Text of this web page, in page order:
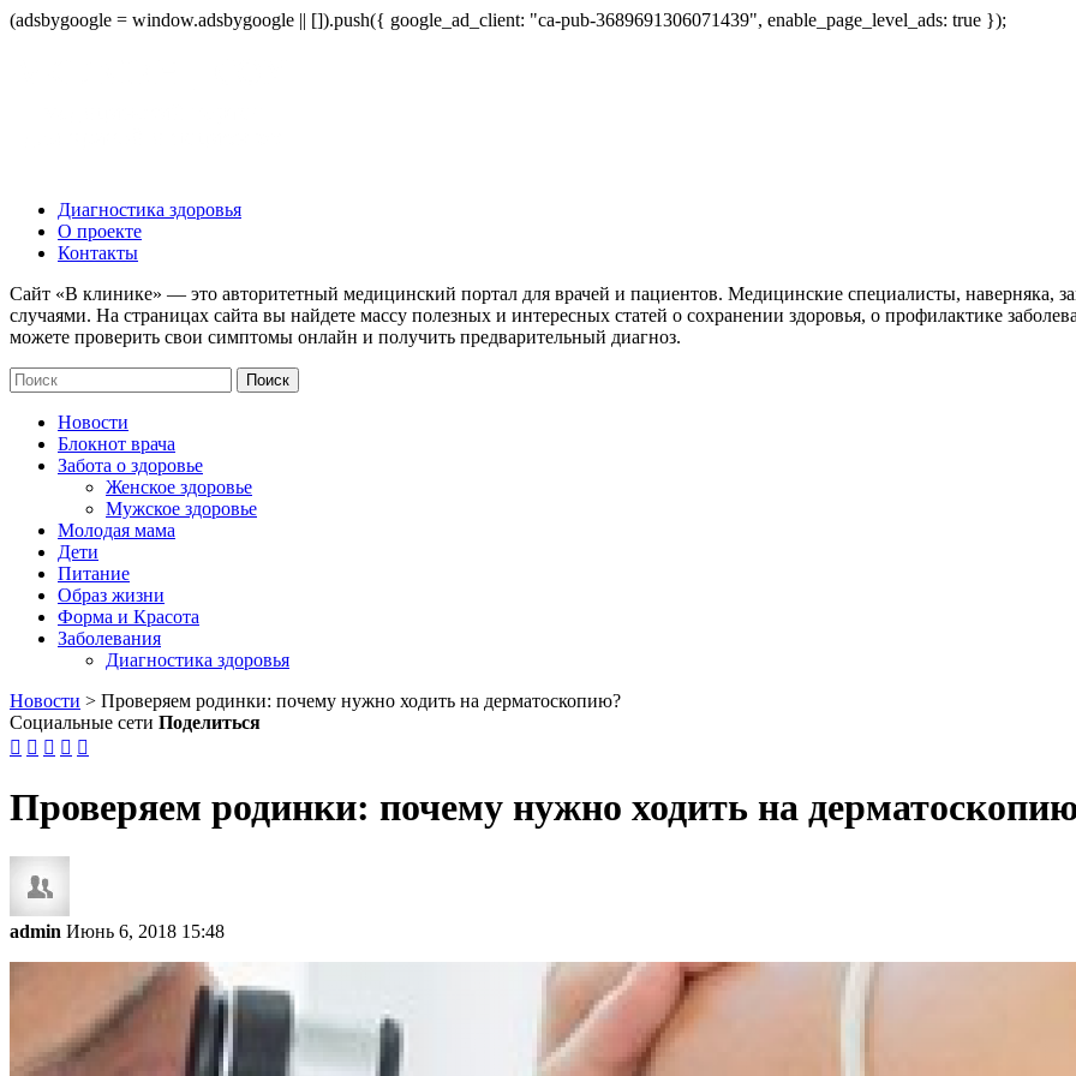
(adsbygoogle = window.adsbygoogle || []).push({ google_ad_client: "ca-pub-3689691306071439", enable_page_level_ads: true });
Диагностика здоровья
О проекте
Контакты
Сайт «В клинике» — это авторитетный медицинский портал для врачей и пациентов. Медицинские специалисты, наверняка,
случаями. На страницах сайта вы найдете массу полезных и интересных статей о сохранении здоровья, о профилактике
можете проверить свои симптомы онлайн и получить предварительный диагноз.
Новости
Блокнот врача
Забота о здоровье
Женское здоровье
Мужское здоровье
Молодая мама
Дети
Питание
Образ жизни
Форма и Красота
Заболевания
Диагностика здоровья
Новости > Проверяем родинки: почему нужно ходить на дерматоскопию?
Социальные сети Поделиться
    
Проверяем родинки: почему нужно ходить на
admin Июнь 6, 2018 15:48